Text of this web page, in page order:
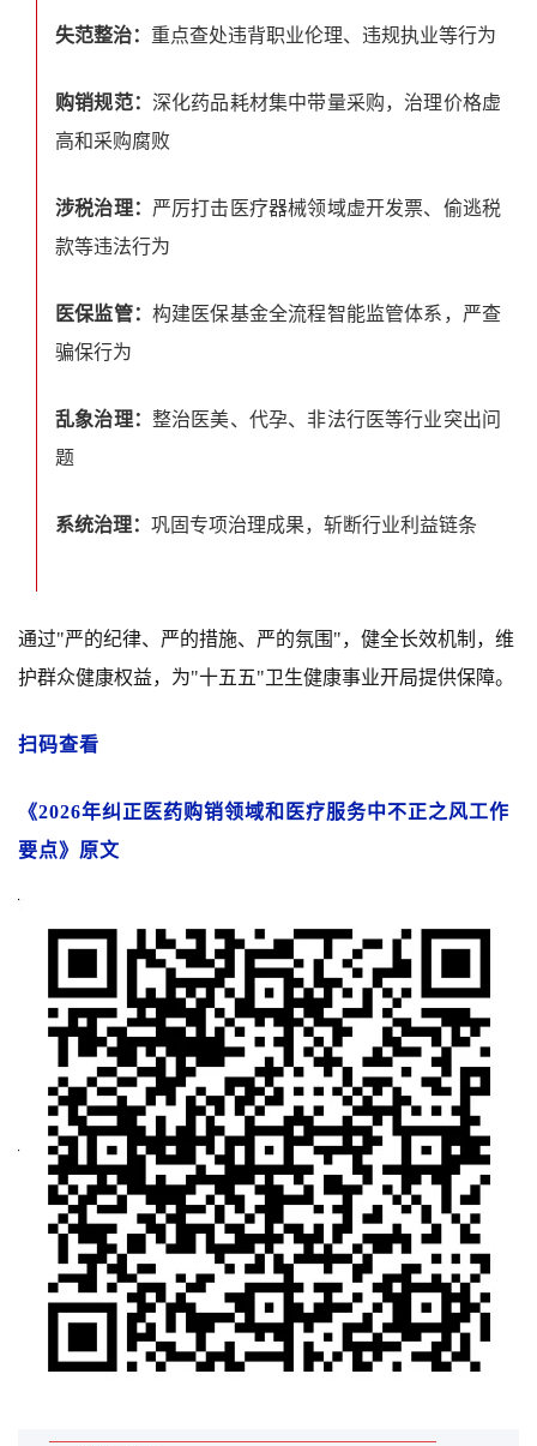
失范整治： 重点查处违背职业伦理、违规执业等行为
购销规范： 深化药品耗材集中带量采购，治理价格虚
高和采购腐败
涉税治理： 严厉打击医疗器械领域虚开发票、偷逃税
款等违法行为
医保监管： 构建医保基金全流程智能监管体系，严查
骗保行为
乱象治理： 整治医美、代孕、非法行医等行业突出问
题
系统治理： 巩固专项治理成果，斩断行业利益链条
通过"严的纪律、严的措施、严的氛围"，健全长效机制，维
护群众健康权益，为"十五五"卫生健康事业开局提供保障。
扫码查看
《2026年纠正医药购销领域和医疗服务中不正之风工作
要点》原文